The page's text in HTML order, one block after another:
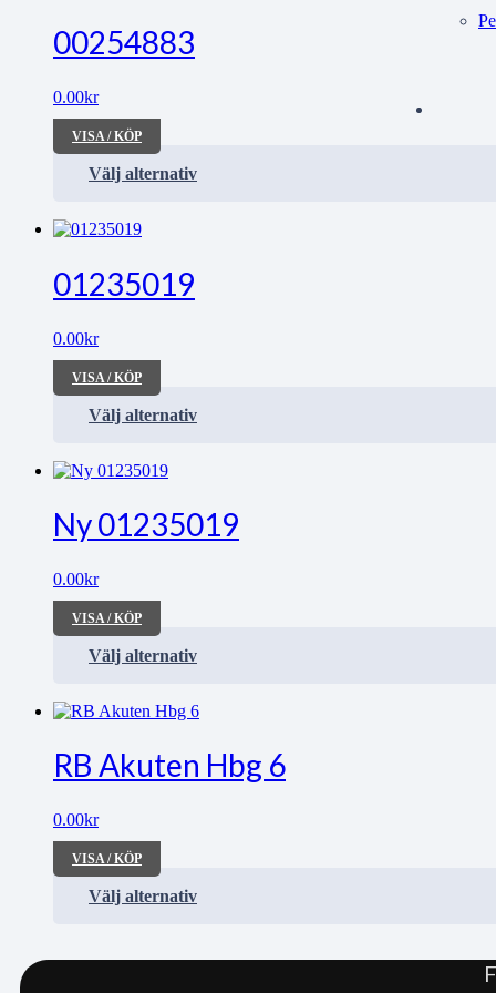
00254883
0.00kr
VISA / KÖP
Välj alternativ
01235019
0.00kr
VISA / KÖP
Välj alternativ
Ny 01235019
0.00kr
VISA / KÖP
Välj alternativ
RB Akuten Hbg 6
0.00kr
VISA / KÖP
Välj alternativ